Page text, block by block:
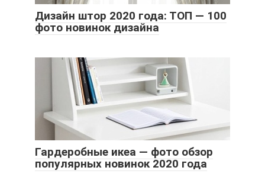
Дизайн штор 2020 года: ТОП — 100
фото новинок дизайна
Гардеробные икеа — фото обзор
популярных новинок 2020 года